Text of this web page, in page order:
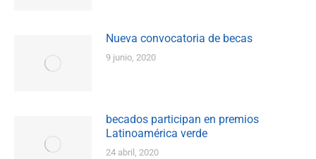
Nueva convocatoria de becas
9 junio, 2020
becados participan en premios
Latinoamérica verde
24 abril, 2020